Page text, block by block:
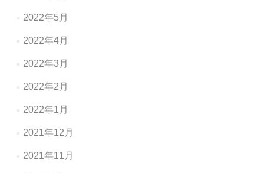
2022年5月
2022年4月
2022年3月
2022年2月
2022年1月
2021年12月
2021年11月